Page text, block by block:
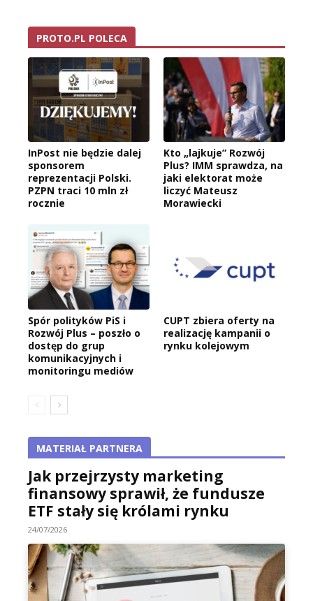
PROTO.PL POLECA
InPost nie będzie dalej
sponsorem
reprezentacji Polski.
PZPN traci 10 mln zł
rocznie
Kto „lajkuje” Rozwój
Plus? IMM sprawdza, na
jaki elektorat może
liczyć Mateusz
Morawiecki
Spór polityków PiS i
Rozwój Plus – poszło o
dostęp do grup
komunikacyjnych i
monitoringu mediów
CUPT zbiera oferty na
realizację kampanii o
rynku kolejowym
MATERIAŁ PARTNERA
Jak przejrzysty marketing
finansowy sprawił, że fundusze
ETF stały się królami rynku
24/07/2026